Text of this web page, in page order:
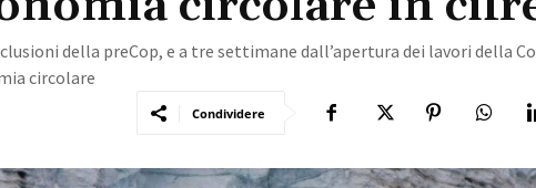
della preCop, e a tre settimane dall’apertura dei lavori della
circolare
Condividere